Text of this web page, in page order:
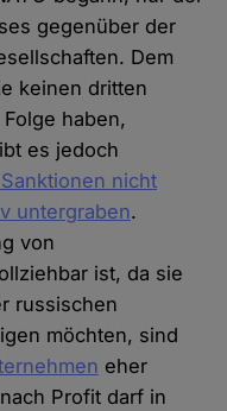
gegenüber der
Dem
keinen dritten
haben,
es jedoch
nicht
untergraben.
von
ist, da sie
russischen
möchten, sind
eher
Profit darf in